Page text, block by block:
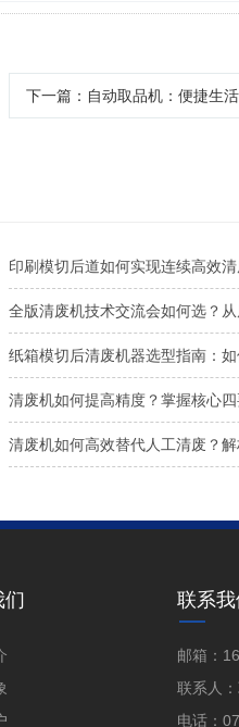
下一篇：自动取品机：便捷生
们 联系我
邮箱：
联系人
电话：